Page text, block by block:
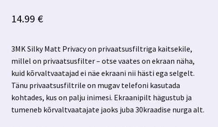
14.99 €
3MK Silky Matt Privacy on privaatsusfiltriga kaitsekile,
millel on privaatsusfilter – otse vaates on ekraan näha,
kuid kõrvaltvaatajad ei näe ekraani nii hästi ega selgelt.
Tänu privaatsusfiltrile on mugav telefoni kasutada
kohtades, kus on palju inimesi. Ekraanipilt hägustub ja
tumeneb kõrvaltvaatajate jaoks juba 30kraadise nurga alt.